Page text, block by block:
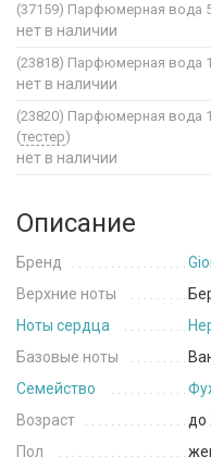
(37159) Парфюмерная вода
нет в наличии
(23818) Парфюмерная вода
нет в наличии
(23820) Парфюмерная вода
(тестер)
нет в наличии
Описание
Бренд
Верхние ноты
Ноты сердца
Базовые ноты
Семейство
Возраст
до
Пол